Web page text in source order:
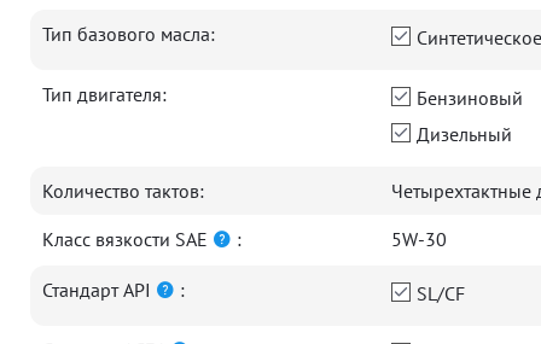
Тип базового масла:
Синтетическое
Тип двигателя:
Бензиновый
Дизельный
Количество тактов:
Четырехтактные
Класс вязкости SAE
: 5W-30
Стандарт API : SL/CF